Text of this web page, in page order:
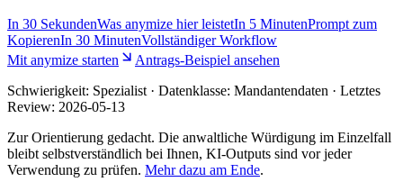
In 30 SekundenWas anymize hier leistetIn 5 MinutenPrompt zum
KopierenIn 30 MinutenVollständiger Workflow
Mit anymize starten
Antrags-Beispiel ansehen
Schwierigkeit: Spezialist · Datenklasse: Mandantendaten · Letztes
Review: 2026-05-13
Zur Orientierung gedacht. Die anwaltliche Würdigung im Einzelfall
bleibt selbstverständlich bei Ihnen, KI-Outputs sind vor jeder
Verwendung zu prüfen. Mehr dazu am Ende.